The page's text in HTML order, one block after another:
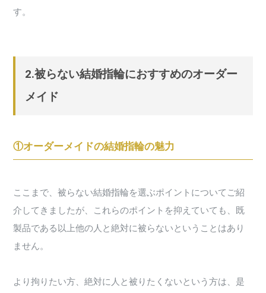
す。
2.被らない結婚指輪におすすめのオーダー
メイド
①オーダーメイドの結婚指輪の魅力
ここまで、被らない結婚指輪を選ぶポイントについてご紹
介してきましたが、これらのポイントを抑えていても、既
製品である以上他の人と絶対に被らないということはあり
ません。
より拘りたい方、絶対に人と被りたくないという方は、是